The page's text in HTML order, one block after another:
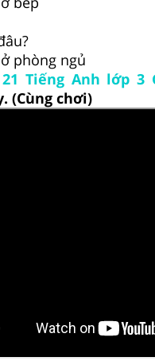
phòng ngủ
Tiếng Anh lớp 3
(Cùng chơi)